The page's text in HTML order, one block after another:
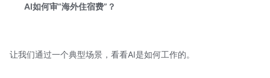
AI如何审“海外住宿费”？
让我们通过一个典型场景，看看AI是如何工作的。